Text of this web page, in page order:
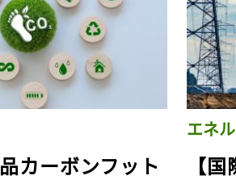
カーボンフット
エネ
【